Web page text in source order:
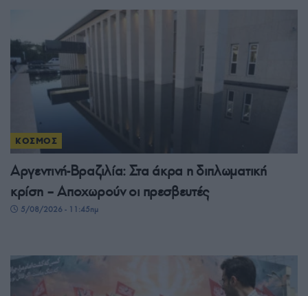
ΚΟΣΜΟΣ
Αργεντινή-Βραζιλία: Στα άκρα η διπλωματική
κρίση – Αποχωρούν οι πρεσβευτές
5/08/2026 - 11:45πμ